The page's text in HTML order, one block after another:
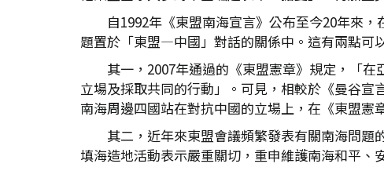
自1992年《東盟南海宣言》公布至今20年來
題置於「東盟—中國」對話的關係中。這有兩點可
其一，2007年通過的《東盟憲章》規定，「
立場及採取共同的行動」。可見，相較於《曼谷
南海周邊四國站在對抗中國的立場上，在《東盟憲
其二，近年來東盟會議頻繁發表有關南海問題
填海造地活動表示嚴重關切，重申維護南海和平、